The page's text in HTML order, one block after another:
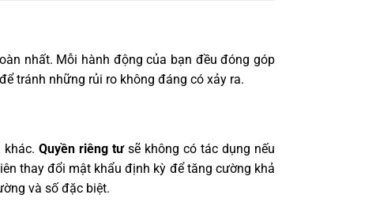
nhất. Mỗi hành động của bạn đều đóng góp
tránh những rủi ro không đáng có xảy ra.
khác.Quyền riêng tưsẽ không có tác dụng nếu
thay đổi mật khẩu định kỳ để tăng cường khả
và số đặc biệt.